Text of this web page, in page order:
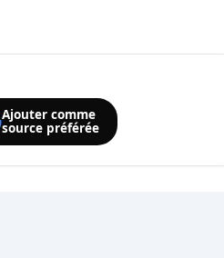
Ajouter comme
source préférée